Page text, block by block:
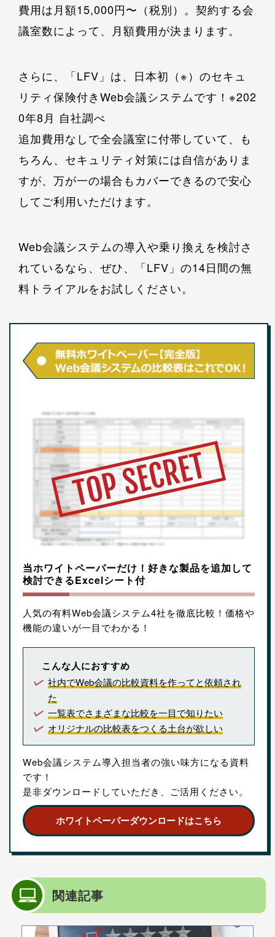
費用は月額15,000円〜（税別）。契約する会
議室数によって、月額費用が決まります。
さらに、「LFV」は、日本初（※）のセキュ
リティ保険付きWeb会議システムです！※202
0年8月 自社調べ
追加費用なしで全会議室に付帯していて、も
ちろん、セキュリティ対策には自信がありま
すが、万が一の場合もカバーできるので安心
してご利用いただけます。
Web会議システムの導入や乗り換えを検討さ
れているなら、ぜひ、「LFV」の14日間の無
料トライアルをお試しください。
当ホワイトペーパーだけ！好きな製品を追加して
検討できるExcelシート付
人気の有料Web会議システム4社を徹底比較！価格や
機能の違いが一目でわかる！
こんな人におすすめ
社内でWeb会議の比較資料を作ってと依頼され
た
一覧表でさまざまな比較を一目で知りたい
オリジナルの比較表をつくる土台が欲しい
Web会議システム導入担当者の強い味方になる資料
です！
是非ダウンロードしていただき、ご活用ください。
ホワイトペーパーダウンロードはこちら
関連記事